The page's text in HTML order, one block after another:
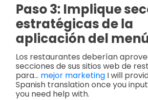
Paso 3: Implique
estratégicas de la
aplicación del
Los restaurantes deberían
secciones de sus sitios web de
para... mejor marketing I will
Spanish translation once you
you need help with.